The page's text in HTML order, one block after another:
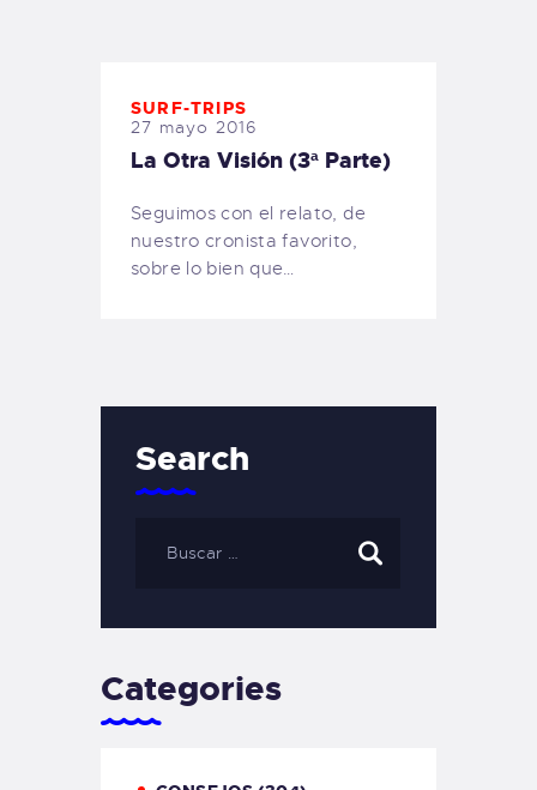
SURF-TRIPS
27 mayo 2016
La Otra Visión (3ª Parte)
Seguimos con el relato, de
nuestro cronista favorito,
sobre lo bien que…
Search
Categories